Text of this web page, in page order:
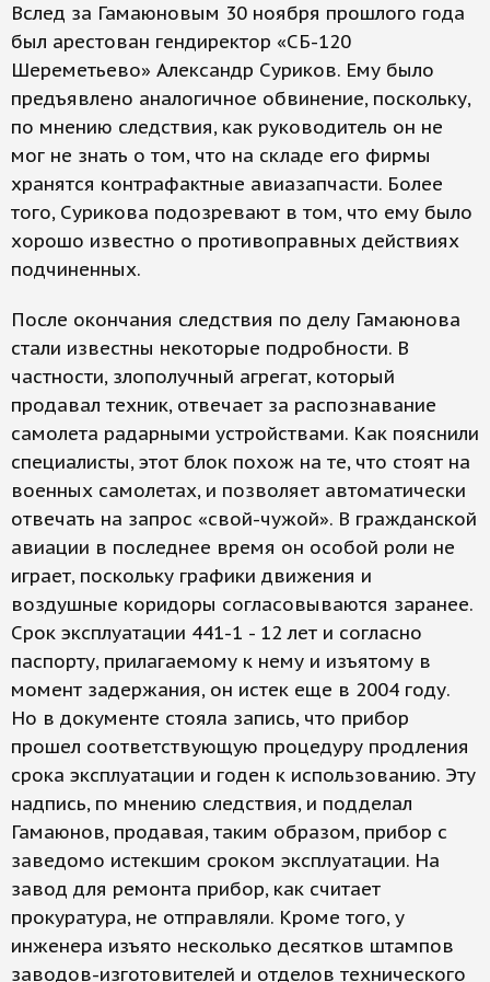
Вслед за Гамаюновым 30 ноября прошлого года
был арестован гендиректор «СБ-120
Шереметьево» Александр Суриков. Ему было
предъявлено аналогичное обвинение, поскольку,
по мнению следствия, как руководитель он не
мог не знать о том, что на складе его фирмы
хранятся контрафактные авиазапчасти. Более
того, Сурикова подозревают в том, что ему было
хорошо известно о противоправных действиях
подчиненных.
После окончания следствия по делу Гамаюнова
стали известны некоторые подробности. В
частности, злополучный агрегат, который
продавал техник, отвечает за распознавание
самолета радарными устройствами. Как пояснили
специалисты, этот блок похож на те, что стоят на
военных самолетах, и позволяет автоматически
отвечать на запрос «свой-чужой». В гражданской
авиации в последнее время он особой роли не
играет, поскольку графики движения и
воздушные коридоры согласовываются заранее.
Срок эксплуатации 441-1 - 12 лет и согласно
паспорту, прилагаемому к нему и изъятому в
момент задержания, он истек еще в 2004 году.
Но в документе стояла запись, что прибор
прошел соответствующую процедуру продления
срока эксплуатации и годен к использованию. Эту
надпись, по мнению следствия, и подделал
Гамаюнов, продавая, таким образом, прибор с
заведомо истекшим сроком эксплуатации. На
завод для ремонта прибор, как считает
прокуратура, не отправляли. Кроме того, у
инженера изъято несколько десятков штампов
заводов-изготовителей и отделов технического